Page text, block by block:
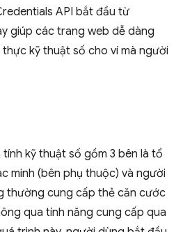
API bắt đầu từ
giúp các trang web dễ dàng
kỹ thuật số cho ví mà người
kỹ thuật số gồm 3 bên là tổ
minh (bên phụ thuộc) và người
thường cung cấp thẻ căn cước
qua tính năng cung cấp qua